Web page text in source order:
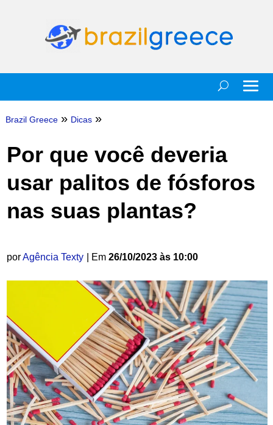
Brazil Greece » Dicas »
Por que você deveria
usar palitos de fósforos
nas suas plantas?
porAgência Texty | Em 26/10/2023 às 10:00